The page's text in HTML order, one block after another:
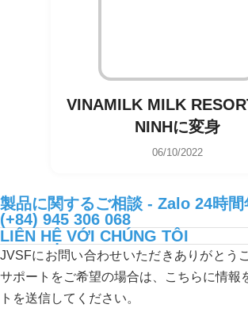
VINAMILK MILK
NINHに変身
06/10/2022
製品に関するご相談 - Zalo 24時間
(+84) 945 306 068
LIÊN HỆ VỚI CHÚNG TÔI
JVSFにお問い合わせいただきありがとう
サポートをご希望の場合は、こちらに情報
トを送信してください。